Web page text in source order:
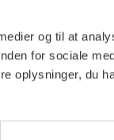
og til at
for sociale
oplysninger, du